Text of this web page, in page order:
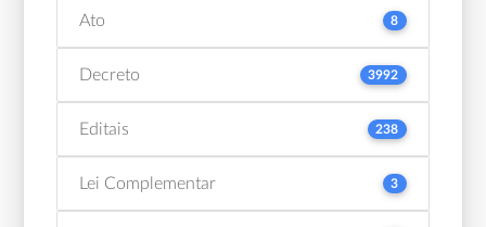
Ato 8
Decreto 3992
Editais 238
Lei Complementar 3